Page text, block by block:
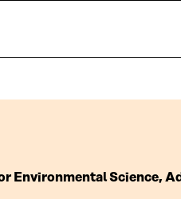
Environmental Science,